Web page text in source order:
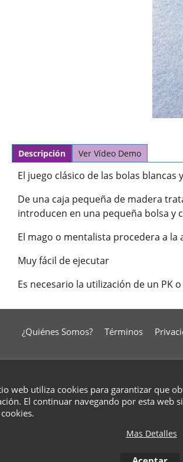
Descripción Ver Vídeo Demo
El juego clásico de las bolas
De una caja pequeña de madera
introducen en una pequeña bolsa y
El mago o mentalista procedera a
Muy fácil de ejecutar
Es necesario la utilización de un PK
¿Quiénes Somos? Términos
software was used.
web utiliza cookies para garantizar que
El continuar navegando por esta web
Mas Detalles